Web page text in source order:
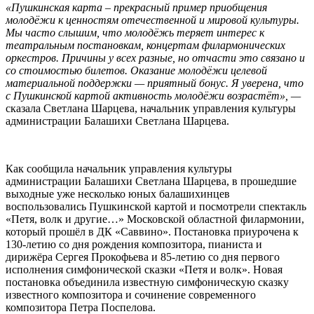
«Пушкинская карта – прекрасный пример приобщения
молодёжи к ценностям отечественной и мировой культуры.
Мы часто слышим, что молодёжь теряет интерес к
театральным постановкам, концертам филармонических
оркестров. Причины у всех разные, но отчасти это связано и
со стоимостью билетов. Оказание молодёжи целевой
материальной поддержки — приятный бонус. Я уверена, что
с Пушкинской картой активность молодёжи возрастёт», —
сказала Светлана Шарцева, начальник управления культуры
администрации Балашихи Светлана Шарцева.
Как сообщила начальник управления культуры
администрации Балашихи Светлана Шарцева, в прошедшие
выходные уже несколько юных балашихинцев
воспользовались Пушкинской картой и посмотрели спектакль
«Петя, волк и другие…» Московской областной филармонии,
который прошёл в ДК «Саввино». Постановка приурочена к
130-летию со дня рождения композитора, пианиста и
дирижёра Сергея Прокофьева и 85-летию со дня первого
исполнения симфонической сказки «Петя и волк». Новая
постановка объединила известную симфоническую сказку
известного композитора и сочинение современного
композитора Петра Поспелова.